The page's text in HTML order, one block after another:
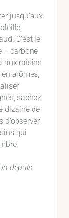
jusqu’aux
C’est le
+ carbone
aux raisins
arômes,
sachez
dizaine de
d’observer
qui
depuis